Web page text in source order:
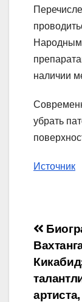
наличии
убрать
Источник
по